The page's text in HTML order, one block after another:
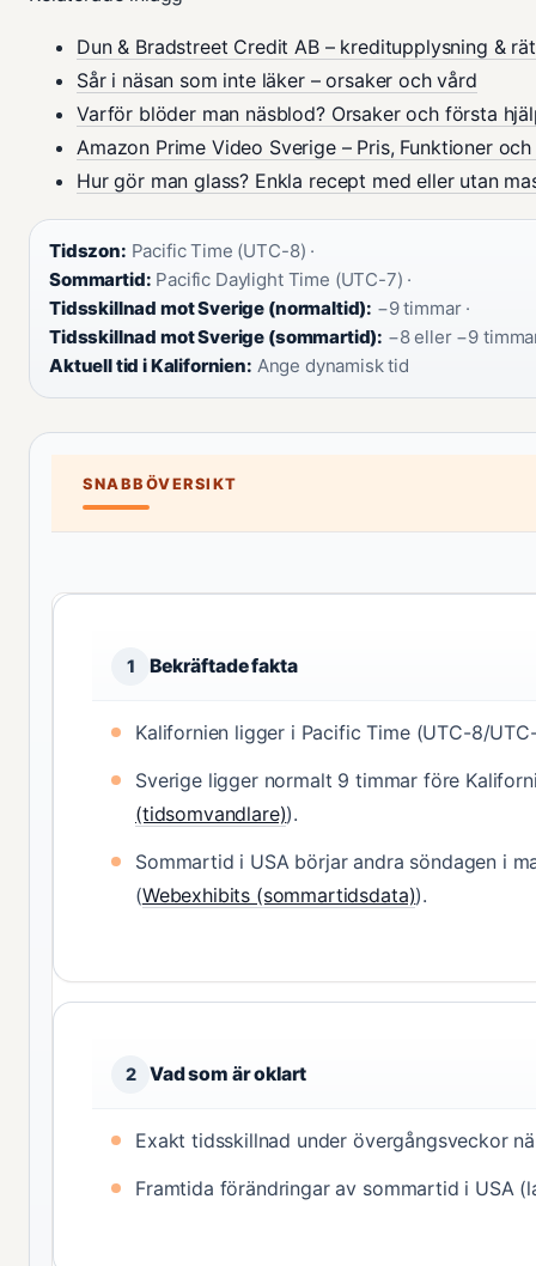
Dun & Bradstreet Credit AB – kreditupplysning &
Sår i näsan som inte läker – orsaker och vård
Varför blöder man näsblod? Orsaker och första
Amazon Prime Video Sverige – Pris, Funktioner
Hur gör man glass? Enkla recept med eller utan
Tidszon: Pacific Time (UTC-8) ·
Sommartid: Pacific Daylight Time (UTC-7) ·
Tidsskillnad mot Sverige (normaltid): −9 timmar ·
Tidsskillnad mot Sverige (sommartid): −8 eller −9
Aktuell tid i Kalifornien: Ange dynamisk tid
SNABBÖVERSIKT
1 Bekräftade fakta
Kalifornien ligger i Pacific Time (UTC-8/
Sverige ligger normalt 9 timmar före
(tidsomvandlare)).
Sommartid i USA börjar andra söndagen i
(Webexhibits (sommartidsdata)).
2 Vad som är oklart
Exakt tidsskillnad under övergångsveckor
Framtida förändringar av sommartid i USA